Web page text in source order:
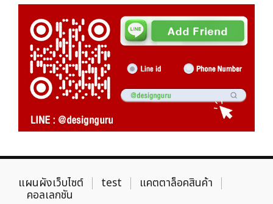
แผนผังเว็บไซต์ test แคตตาล็อคสินค้า
คอลเลกชัน